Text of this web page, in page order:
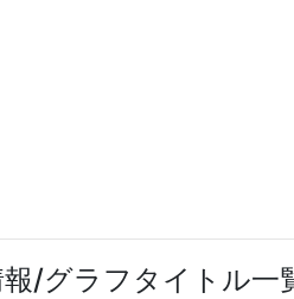
報/グラフタイトル一